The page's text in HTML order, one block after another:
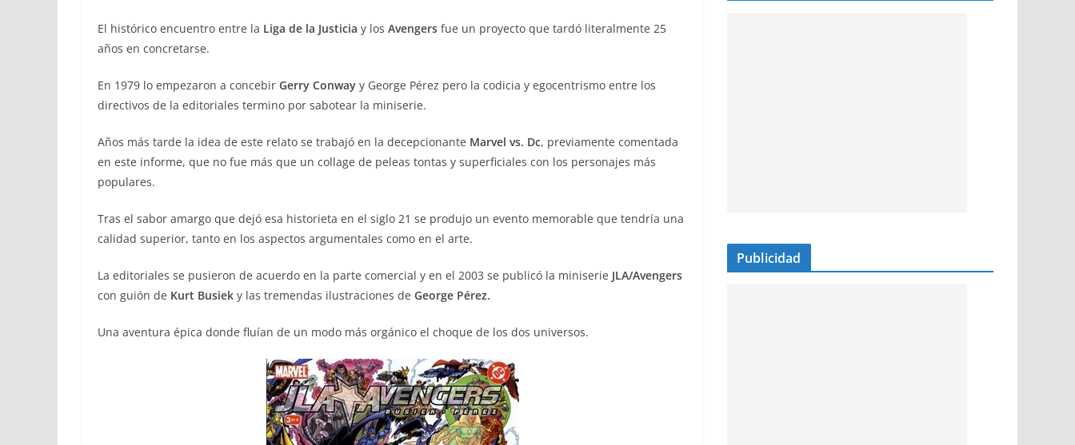
El histórico encuentro entre la Liga de la Justicia y los Avengers fue un proyecto que tardó literalmente 25
años en concretarse.
En 1979 lo empezaron a concebir Gerry Conway y George Pérez pero la codicia y egocentrismo entre los
directivos de la editoriales termino por sabotear la miniserie.
Años más tarde la idea de este relato se trabajó en la decepcionante Marvel vs. Dc, previamente comentada
en este informe, que no fue más que un collage de peleas tontas y superficiales con los personajes más
populares.
Tras el sabor amargo que dejó esa historieta en el siglo 21 se produjo un evento memorable que tendría una
calidad superior, tanto en los aspectos argumentales como en el arte.
La editoriales se pusieron de acuerdo en la parte comercial y en el 2003 se publicó la miniserie JLA/Avengers
con guión de Kurt Busiek y las tremendas ilustraciones de George Pérez.
Una aventura épica donde fluían de un modo más orgánico el choque de los dos universos.
Publicidad